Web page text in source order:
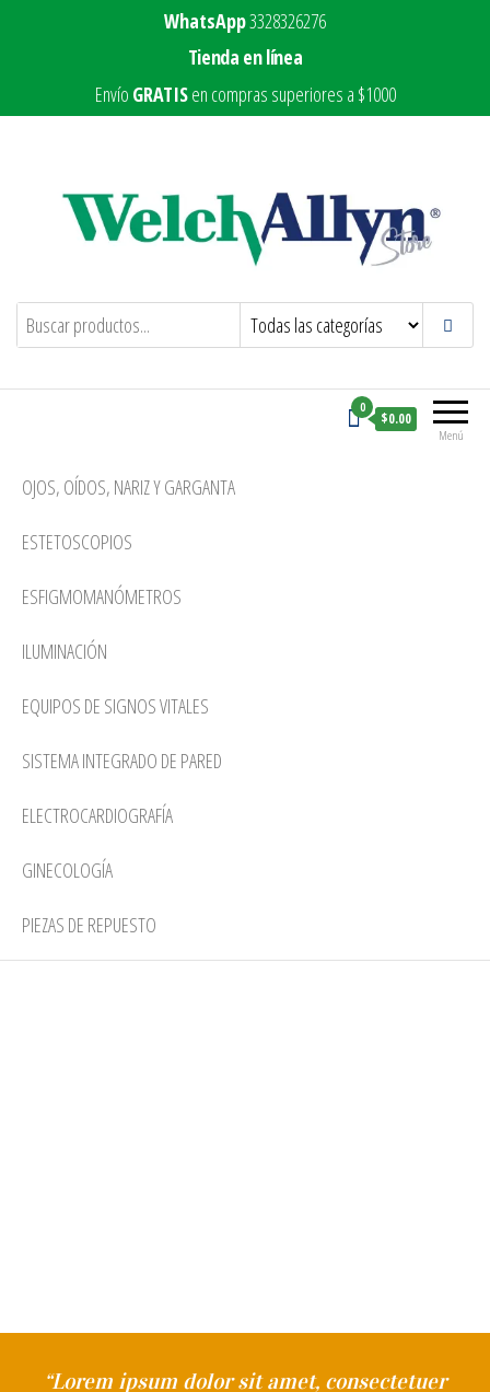
WhatsApp3328326276
Tienda en línea
Envío GRATISen compras superiores a $1000
Welch Allyn Store Marca líder en equipo médico
Menú
0
$0.00
OJOS, OÍDOS, NARIZ Y GARGANTA
ESTETOSCOPIOS
ESFIGMOMANÓMETROS
ILUMINACIÓN
EQUIPOS DE SIGNOS VITALES
SISTEMA INTEGRADO DE PARED
ELECTROCARDIOGRAFÍA
GINECOLOGÍA
PIEZAS DE REPUESTO
“Lorem ipsum dolor sit amet, consectetuer